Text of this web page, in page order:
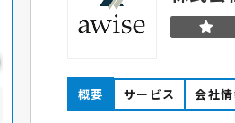
概要 サービス 会社